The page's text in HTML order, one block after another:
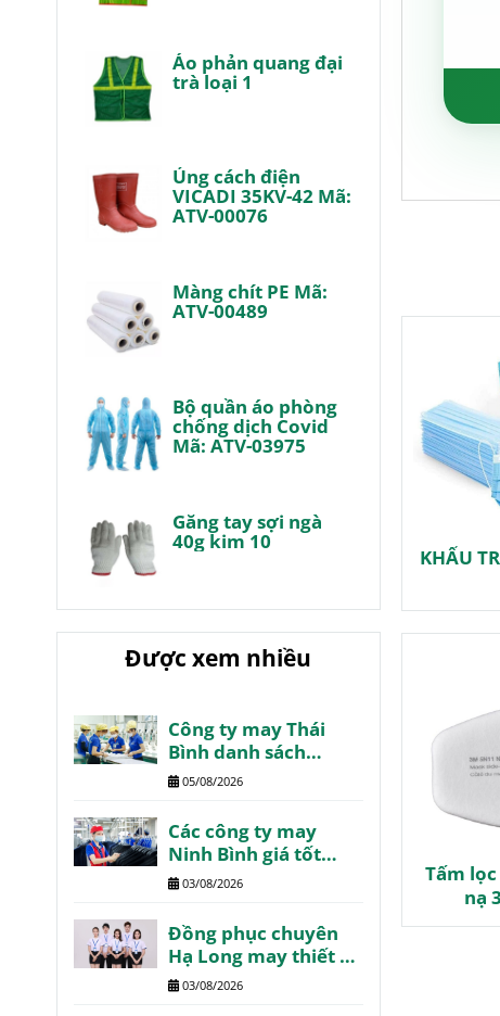
KHẨU
Tấm
nạ
Áo phản quang đại
trà loại 1
Ủng cách điện
VICADI 35KV-42 Mã:
ATV-00076
Màng chít PE Mã:
ATV-00489
Bộ quần áo phòng
chống dịch Covid
Mã: ATV-03975
Găng tay sợi ngà
40g kim 10
Được xem nhiều
Công ty may Thái
Bình danh sách
review chất lượng
05/08/2026
Các công ty may
Ninh Bình giá tốt
chất lượng review
03/08/2026
Đồng phục chuyên
Hạ Long may thiết kế
theo yêu cầu
03/08/2026